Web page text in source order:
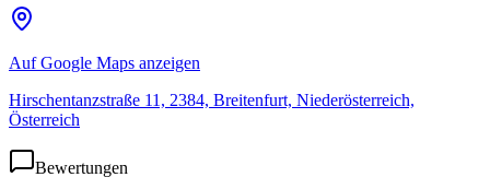
Auf Google Maps anzeigen
Hirschentanzstraße 11, 2384, Breitenfurt, Niederösterreich,
Österreich
Bewertungen